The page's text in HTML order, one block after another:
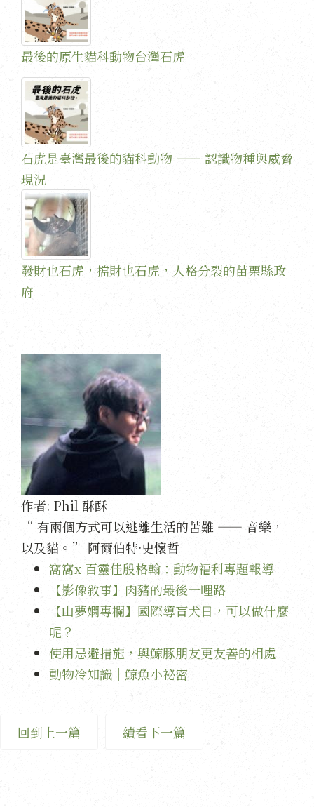
最後的原生貓科動物台灣石虎
石虎是臺灣最後的貓科動物 —— 認識物種與威脅
現況
發財也石虎，擋財也石虎，人格分裂的苗栗縣政
府
作者: Phil 酥酥
“ 有兩個方式可以逃離生活的苦難 —— 音樂，
以及貓。” 阿爾伯特·史懷哲
窩窩x 百靈佳殷格翰：動物福利專題報導
【影像敘事】肉豬的最後一哩路
【山夢嫻專欄】國際導盲犬日，可以做什麼
呢？
使用忌避措施，與鯨豚朋友更友善的相處
動物冷知識｜鯨魚小祕密
回到上一篇 續看下一篇